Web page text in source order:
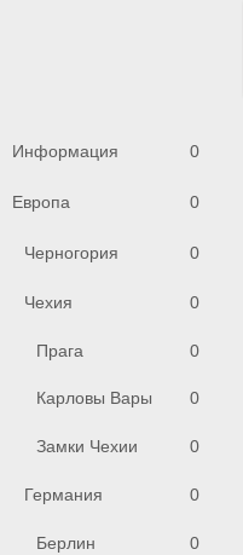
Информация 0
Европа 0
Черногория 0
Чехия 0
Прага 0
Карловы Вары 0
Замки Чехии 0
Германия 0
Берлин 0